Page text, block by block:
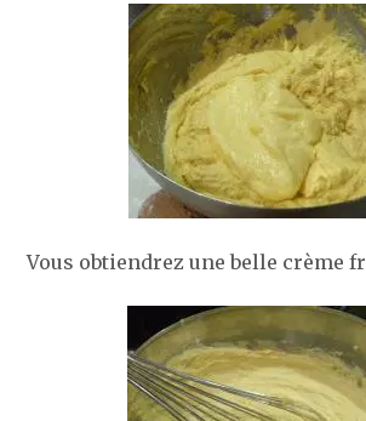
Vous obtiendrez une belle crème